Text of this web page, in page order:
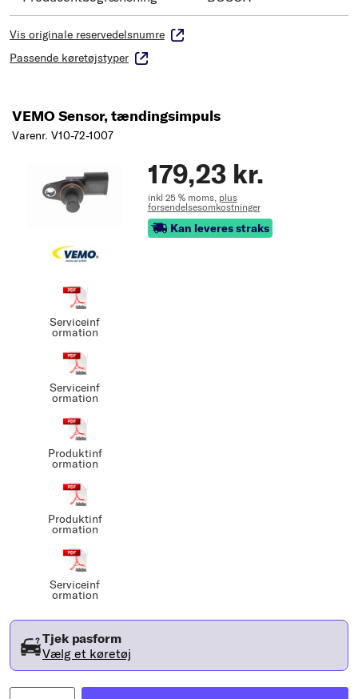
Vis originale reservedelsnumre
Passende køretøjstyper
VEMO Sensor, tændingsimpuls
Varenr. V10-72-1007
Serviceinf
ormation
Serviceinf
ormation
Produktinf
ormation
Produktinf
ormation
Serviceinf
ormation
179,23 kr.
inkl 25 % moms, plus
forsendelsesomkostninger
Kan leveres straks
Tjek pasform
Vælg et køretøj